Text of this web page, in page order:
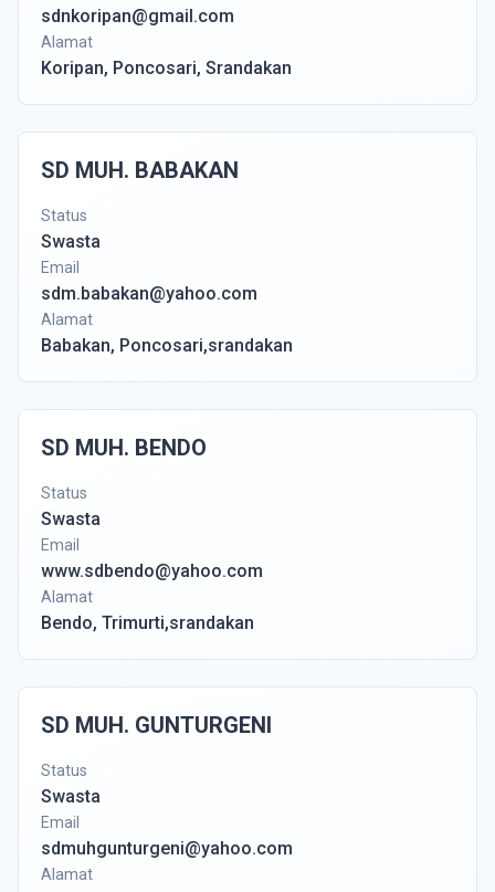
sdnkoripan@gmail.com
Alamat
Koripan, Poncosari, Srandakan
SD MUH. BABAKAN
Status
Swasta
Email
sdm.babakan@yahoo.com
Alamat
Babakan, Poncosari,srandakan
SD MUH. BENDO
Status
Swasta
Email
www.sdbendo@yahoo.com
Alamat
Bendo, Trimurti,srandakan
SD MUH. GUNTURGENI
Status
Swasta
Email
sdmuhgunturgeni@yahoo.com
Alamat